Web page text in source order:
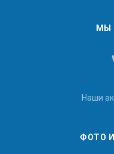
МЫ
Наши
ФОТО